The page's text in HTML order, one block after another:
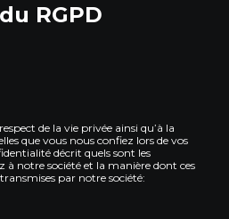
RGPD
de la vie privée ainsi qu’à la
que vous nous confiez lors de vos
décrit quels sont les
notre société et la manière dont ces
par notre société: